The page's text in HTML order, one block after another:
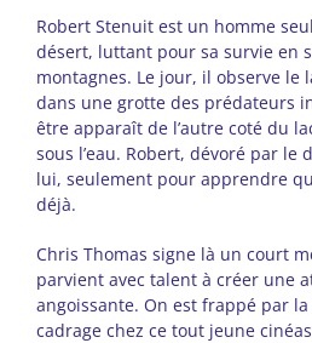
Robert Stenuit est un homme
désert, luttant pour sa survie en
montagnes. Le jour, il observe le
dans une grotte des prédateurs
être apparaît de l’autre coté du
sous l’eau. Robert, dévoré par le
lui, seulement pour apprendre
déjà.
Chris Thomas signe là un court
parvient avec talent à créer une
angoissante. On est frappé par
cadrage chez ce tout jeune